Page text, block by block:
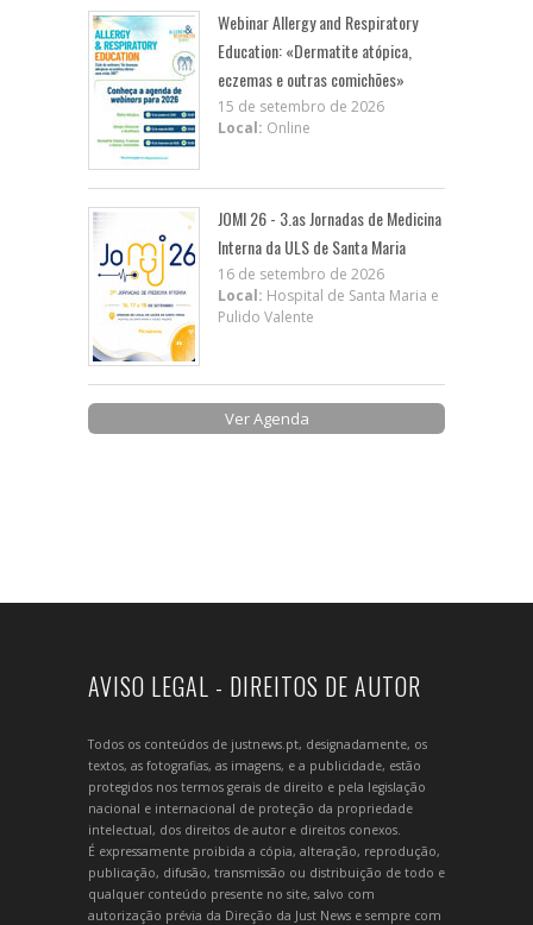
Webinar Allergy and Respiratory
Education: «Dermatite atópica,
eczemas e outras comichões»
15 de setembro de 2026
Local: Online
JOMI 26 - 3.as Jornadas de Medicina
Interna da ULS de Santa Maria
16 de setembro de 2026
Local: Hospital de Santa Maria e
Pulido Valente
Ver Agenda
AVISO LEGAL - DIREITOS DE AUTOR
Todos os conteúdos de justnews.pt, designadamente, os
textos, as fotografias, as imagens, e a publicidade, estão
protegidos nos termos gerais de direito e pela legislação
nacional e internacional de proteção da propriedade
intelectual, dos direitos de autor e direitos conexos.
É expressamente proibida a cópia, alteração, reprodução,
publicação, difusão, transmissão ou distribuição de todo e
qualquer conteúdo presente no site, salvo com
autorização prévia da Direção da Just News e sempre com